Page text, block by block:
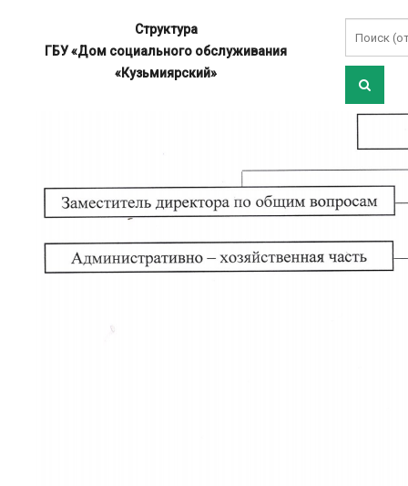
Структура
ГБУ «Дом социального обслуживания
«Кузьмиярский»